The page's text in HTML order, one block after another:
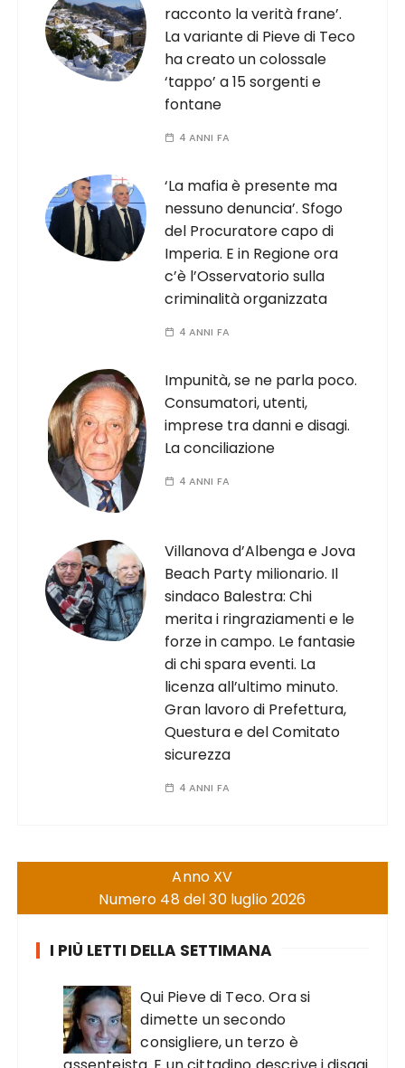
racconto la verità frane’.
La variante di Pieve di Teco
ha creato un colossale
‘tappo’ a 15 sorgenti e
fontane
4 ANNI FA
‘La mafia è presente ma
nessuno denuncia’. Sfogo
del Procuratore capo di
Imperia. E in Regione ora
c’è l’Osservatorio sulla
criminalità organizzata
4 ANNI FA
Impunità, se ne parla poco.
Consumatori, utenti,
imprese tra danni e disagi.
La conciliazione
4 ANNI FA
Villanova d’Albenga e Jova
Beach Party milionario. Il
sindaco Balestra: Chi
merita i ringraziamenti e le
forze in campo. Le fantasie
di chi spara eventi. La
licenza all’ultimo minuto.
Gran lavoro di Prefettura,
Questura e del Comitato
sicurezza
4 ANNI FA
Anno XV
Numero 48 del 30 luglio 2026
I PIÙ LETTI DELLA SETTIMANA
Qui Pieve di Teco. Ora si
dimette un secondo
consigliere, un terzo è